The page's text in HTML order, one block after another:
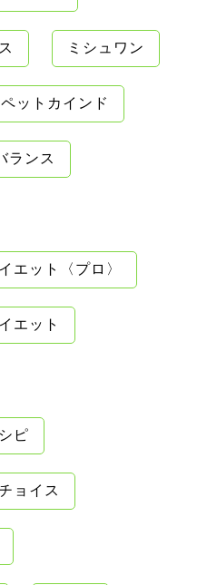
ミシュワン
ペットカインド
ランス
エット〈プロ〉
エット
ピ
ョイス